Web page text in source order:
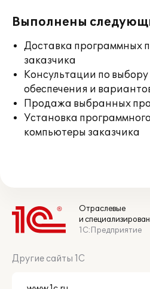
Выполнены
Доставка программных
заказчика
Консультации по
обеспечения и
Продажа выбранных
Установка
компьютеры заказчика
Отраслевые
и
1С:Предприятие
Другие сайты 1С